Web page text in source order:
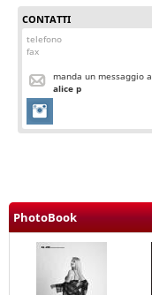
CONTATTI
telefono
fax
manda un messaggio a
alice p
PhotoBook